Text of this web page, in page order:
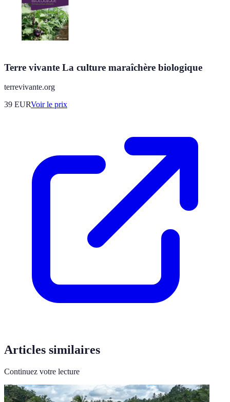
Terre vivante La culture maraîchère biologique
terrevivante.org
39 EURVoir le prix
Articles similaires
Continuez votre lecture